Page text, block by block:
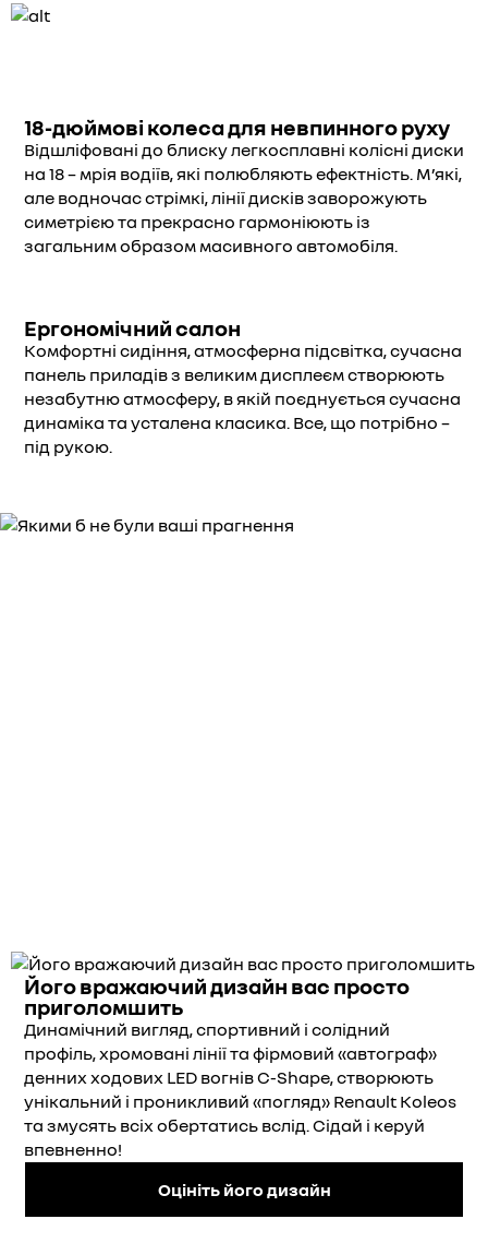
18-дюймові колеса для невпинного руху
Відшліфовані до блиску легкосплавні колісні диски
на 18 – мрія водіїв, які полюбляють ефектність. М’які,
але водночас стрімкі, лінії дисків заворожують
симетрією та прекрасно гармоніюють із
загальним образом масивного автомобіля.
Ергономічний салон
Комфортні сидіння, атмосферна підсвітка, сучасна
панель приладів з великим дисплеєм створюють
незабутню атмосферу, в якій поєднується сучасна
динаміка та усталена класика. Все, що потрібно –
під рукою.
Його вражаючий дизайн вас просто
приголомшить
Динамічний вигляд, спортивний і солідний
профіль, хромовані лінії та фірмовий «автограф»
денних ходових LED вогнів С-Shape, створюють
унікальний і проникливий «погляд» Renault Koleos
та змусять всіх обертатись вслід. Сідай і керуй
впевненно!
Оцініть його дизайн